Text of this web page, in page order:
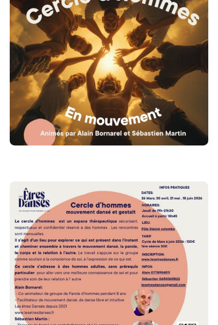
soutien à la conscience de soi, à l’expression de ce
qui est.
Ce cercle
a pour intention de soutenir:
- une meilleure conscience de soi et de son vécu
corporel
- une parole authentique, engagée et responsable
- la présence à soi et aux autres
Le cadre
est essentiel pour que chacun puisse oser
- le non-jugement,
- l’écoute et le respect du rythme de chacun
- l’engagement
Pour qui
Ce cercle s’adresse à des hommes adultes, sans
prérequis particulier, ayant le désir de se mettre en
mouvement entre hommes pour aller vers une
meilleure connaissance de soi, pour prendre soin de
leur relation à l' autre en explorant son vécu dans un
cadre bienveillant et soutenant.
Aucune expérience préalable en thérapie ou en